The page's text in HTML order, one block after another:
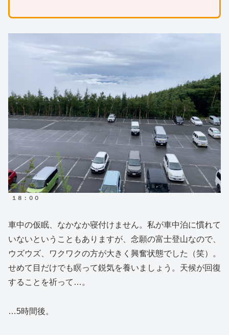
１８：００
車中の仮眠、なかなか寝付けません。私が車中泊に慣れて
いないということもありますが、念願の富士登山なので、
ウズウズ、ワクワクの方が大きく興奮状態でした（笑）。
せめて目だけでも瞑って鋭気を養いましょう。天候が回復
することを祈って…。
…5時間後。